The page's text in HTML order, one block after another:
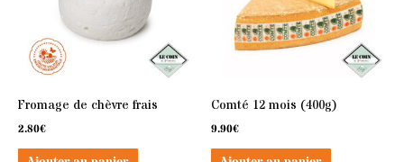
Fromage de chèvre frais
2.80€
Comté 12 mois (400g)
9.90€